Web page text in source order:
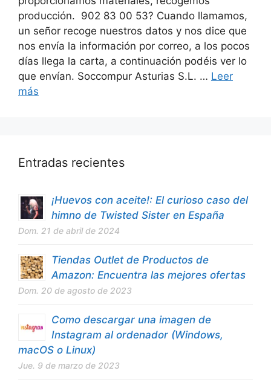
producción. 902 83 00 53? Cuando llamamos,
un señor recoge nuestros datos y nos dice que
nos envía la información por correo, a los pocos
días llega la carta, a continuación podéis ver lo
que envían. Soccompur Asturias S.L. … Leer
más
Entradas recientes
¡Huevos con aceite!: El curioso caso del
himno de Twisted Sister en España
Dom. 21 de abril de 2024
Tiendas Outlet de Productos de
Amazon: Encuentra las mejores ofertas
Dom. 20 de agosto de 2023
Como descargar una imagen de
Instagram al ordenador (Windows,
macOS o Linux)
Jue. 9 de marzo de 2023